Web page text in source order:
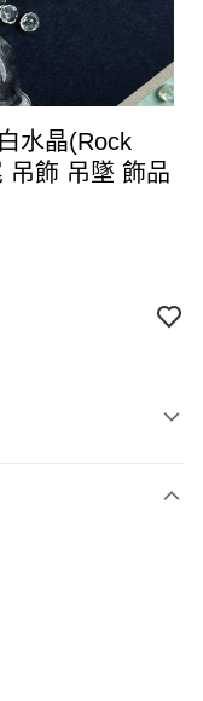
水晶(Rock
吊飾 吊墜 飾品